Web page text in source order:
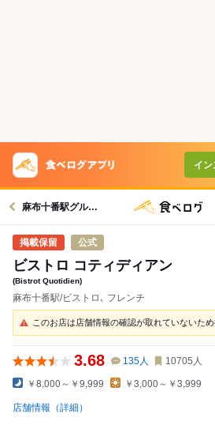
イ
麻布十番駅グルメへ
公式
ビストロ コティディアン
(Bistrot Quotidien)
麻布十番駅/ビストロ､ フレンチ
このお店は店舗情報の確認が取れていないため
3.68 135人 10705 人
￥8,000～￥9,999 ￥3,000～￥3,999
店舗情報（詳細）